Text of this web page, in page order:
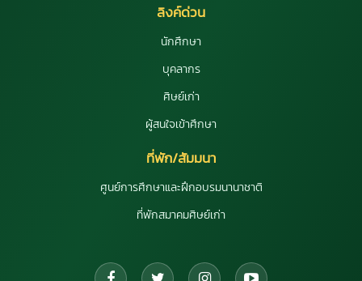
ลิงค์ด่วน
นักศึกษา
บุคลากร
ศิษย์เก่า
ผู้สนใจเข้าศึกษา
ที่พัก/สัมมนา
ศูนย์การศึกษาและฝึกอบรมนานาชาติ
ที่พักสมาคมศิษย์เก่า